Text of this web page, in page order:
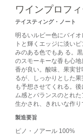
ワインプロフ
テイスティング・ノート
明るいルビー色にバイ
トと輝くエッジに淡い
みのある色でもあ る。
のスモーキーな香も心
香が良い。酸味、果実
るが、しっかりとした
も予想させてくれる。
ム感とバランスのとれ
生かされ、きれいな作り
製造要旨
ピノ・ノアール 100%